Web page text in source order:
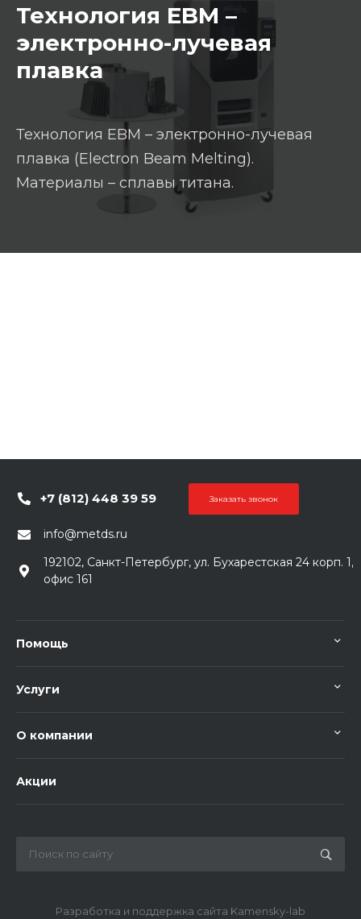
Технология EBM –
электронно-лучевая
плавка
Технология EBM – электронно-лучевая
плавка (Electron Beam Melting).
Материалы – сплавы титана.
+7 (812) 448 39 59 Заказать звонок
info@metds.ru
192102, Санкт-Петербург, ул. Бухарестская 24 корп. 1,
офис 161
Помощь
Услуги
О компании
Акции
Разработка и поддержка сайта Kamensky-lab